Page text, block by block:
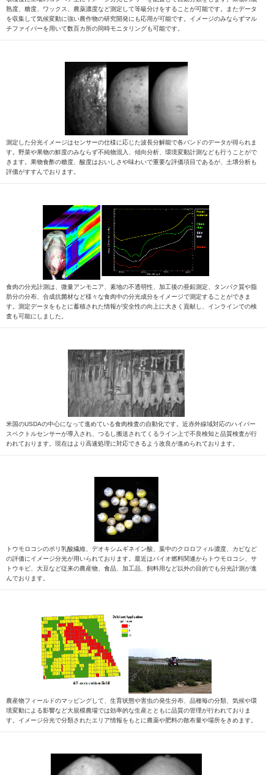
熟度、糖度、ワックス、農薬濃度など測定して等級分けをすることが可能です。またデータ
を収集して気候変動に強い農作物の研究開発にも応用が可能です。イメージのみならずマル
チファイバーを用いて数百カ所の同時モニタリングも可能です。
測定した分光イメージはセンサーの仕様に応じた波長分解能で各バンドのデータが得られま
す。野菜や果物の鮮度のみならず不純物混入、傾向分析、環境変動計測なども行うことがで
きます。果物食酢の糖度、酸度はおいしさや味わいで重要な評価項目であるが、土壌分析も
評価がすすんでおります。
食肉の分光計測は、微量アンモニア、素地の不透明性、加工後の亜鉛測定、タンパク質や脂
肪分の分布、合成抗菌材など様々な食肉中の分光成分をイメージで測定することができま
す。測定データをもとに蓄積された情報が安全性の向上に大きく貢献し、インラインでの検
査も可能にしました。
米国のUSDAの中心になって進めている食肉検査の自動化です。近赤外線域対応のハイパー
スペクトルセンサーが導入され、つるし搬送されてくるライン上で不良検知と品質検査が行
われております。現在はより高速処理に対応できるよう改良が進められております。
トウモロコシのポリ乳酸繊維、デオキシムギネイン酸、葉中のクロロフィル濃度、カビなど
の評価にイメージ分光が用いられております。最近はバイオ燃料関連からトウモロコシ、サ
トウキビ、大豆など従来の農産物、食品、加工品、飼料用など以外の目的でも分光計測が進
んでおります。
農産物フィールドのマッピングして、生育状態や害虫の発生分布、品種毎の分類、気候や環
境変動による影響など大規模農場では効率的な生産とともに品質の管理が行われておりま
す。イメージ分光で分類されたエリア情報をもとに農薬や肥料の散布量や場所をきめます。